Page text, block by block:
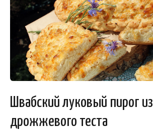
Швабский луковый пирог из
дрожжевого теста